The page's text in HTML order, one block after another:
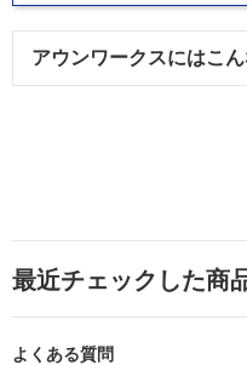
アウンワークスにはこ
最近チェックした商
よくある質問